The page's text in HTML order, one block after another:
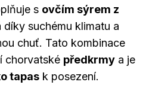
s ovčím sýrem z
díky suchému klimatu a
chuť. Tato kombinace
chorvatské předkrmy a je
tapas k posezení.